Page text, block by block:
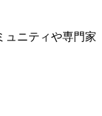
ュニティや専門家